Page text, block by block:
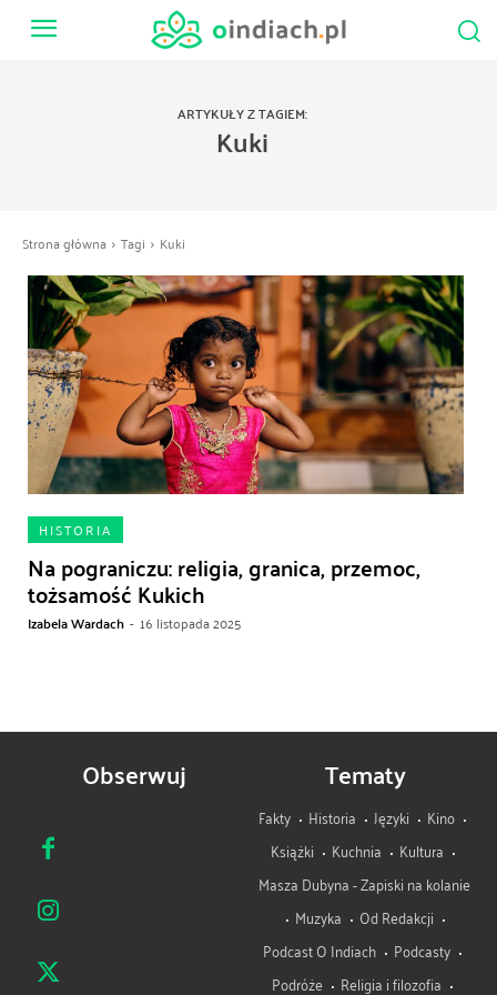
ARTYKUŁY Z TAGIEM:
Kuki
Strona główna Tagi Kuki
HISTORIA
Na pograniczu: religia, granica, przemoc,
tożsamość Kukich
Izabela Wardach - 16 listopada 2025
Obserwuj Tematy
Fakty Historia Języki
Kino
Książki
Kuchnia
Kultura
Masza Dubyna - Zapiski na kolanie
Muzyka
Od Redakcji
Podcast O Indiach
Podcasty
Podróże
Religia i filozofia